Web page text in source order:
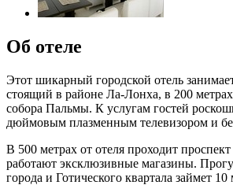
Об отеле
Этот шикарный городской отель
стоящий в районе Ла-Лонха, в 200
собора Пальмы. К услугам гостей
дюймовым плазменным телевизором и
В 500 метрах от отеля проходит
работают эксклюзивные магазины.
города и Готического квартала займет 10